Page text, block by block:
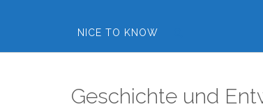
NICE TO KNOW
Geschichte und